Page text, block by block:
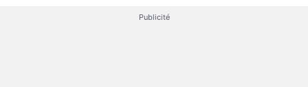
Publicité